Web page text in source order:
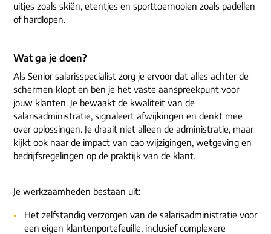
uitjes zoals skiën, etentjes en sporttoernooien zoals padellen
of hardlopen.
Wat ga je doen?
Als Senior salarisspecialist zorg je ervoor dat alles achter de
schermen klopt en ben je het vaste aanspreekpunt voor
jouw klanten. Je bewaakt de kwaliteit van de
salarisadministratie, signaleert afwijkingen en denkt mee
over oplossingen. Je draait niet alleen de administratie, maar
kijkt ook naar de impact van cao wijzigingen, wetgeving en
bedrijfsregelingen op de praktijk van de klant.
Je werkzaamheden bestaan uit:
Het zelfstandig verzorgen van de salarisadministratie voor
een eigen klantenportefeuille, inclusief complexere